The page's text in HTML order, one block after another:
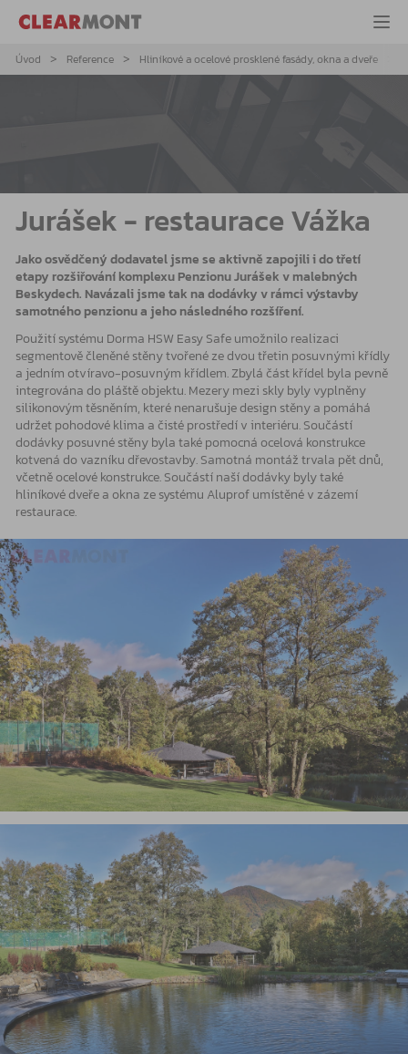
Úvod Reference Hliníkové a ocelové prosklené fasády, okna a dveře
Jurášek - restaurace Vážka
Jako osvědčený dodavatel jsme se aktivně zapojili i do třetí
etapy rozšiřování komplexu Penzionu Jurášek v malebných
Beskydech. Navázali jsme tak na dodávky v rámci výstavby
samotného penzionu a jeho následného rozšíření.
Použití systému Dorma HSW Easy Safe umožnilo realizaci
segmentově členěné stěny tvořené ze dvou třetin posuvnými křídly
a jedním otvíravo-posuvným křídlem. Zbylá část křídel byla pevně
integrována do pláště objektu. Mezery mezi skly byly vyplněny
silikonovým těsněním, které nenarušuje design stěny a pomáhá
udržet pohodové klima a čisté prostředí v interiéru. Součástí
dodávky posuvné stěny byla také pomocná ocelová konstrukce
kotvená do vazníku dřevostavby. Samotná montáž trvala pět dnů,
včetně ocelové konstrukce. Součástí naší dodávky byly také
hliníkové dveře a okna ze systému Aluprof umístěné v zázemí
restaurace.